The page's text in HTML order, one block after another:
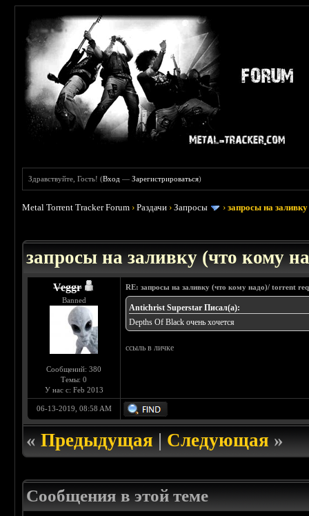
Здравствуйте, Гость! (Вход —Зарегистрироваться)
Metal Torrent Tracker Forum ›Раздачи ›Запросы ›запросы на
запросы на заливку (что кому
Veggr
Banned
Сообщений: 380
Темы: 0
У нас с: Feb 2013
RE: запросы на заливку (что кому надо)/ torrent
Antichrist Superstar Писал(а):
Depths Of Black очень хочется
ссыль в личке
06-13-2019, 08:58 AM
«Предыдущая|Следующая»
Сообщения в этой теме